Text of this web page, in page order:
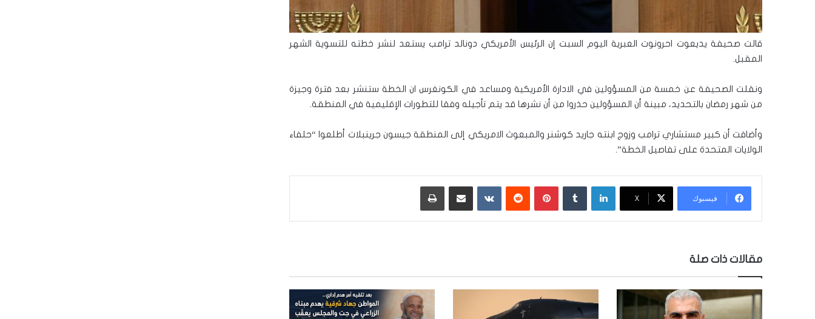
قالت صحيفة يديعوت احرونوت العبرية اليوم السبت إن الرئيس الأمريكي دونالد ترامب يستعد لنشر خطته للتسوية الشهر
المقبل.
ونقلت الصحيفة عن خمسة من المسؤولين في الادارة الأمريكية ومساعد في الكونغرس ان الخطة ستنشر بعد فترة وجيزة
من شهر رمضان بالتحديد، مبينة أن المسؤولين حذروا من أن نشرها قد يتم تأجيله وفقا للتطورات الإقليمية في المنطقة.
وأضافت أن كبير مستشاري ترامب وزوج ابنته جاريد كوشنر والمبعوث الامريكي إلى المنطقة جيسون جرينبلات أطلعوا “حلفاء
الولايات المتحدة على تفاصيل الخطة”.
فيسبوك ‫X
لينكدإن بينتيريست ‏VKontakte
مقالات ذات صلة